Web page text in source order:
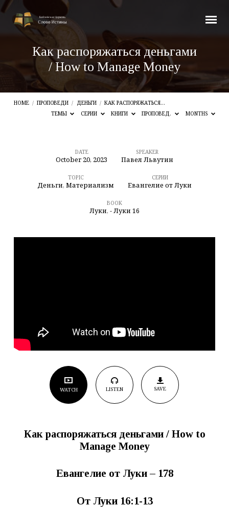
Как распоряжаться деньгами
/ How to Manage Money
HOME / ПРОПОВЕДИ / ДЕНЬГИ / КАК РАСПОРЯЖАТЬСЯ…
ТЕМЫ
СЕРИИ КНИГИ ПРОПОВЕД. MONTHS
распоряжаться
to
DATE
October 20, 2023
SPEAKER
Павел Львутин
TOPIC
Деньги, Материализм
СЕРИИ
Евангелие от Луки
BOOK
Луки, - Луки 16
WATCH LISTEN SAVE
Как распоряжаться деньгами / How to
Manage Money
Евангелие от Луки – 178
От Луки 16:1-13